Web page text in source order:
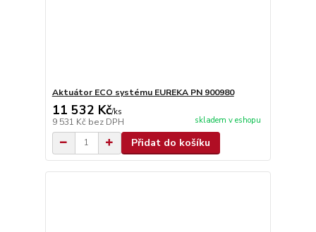
Aktuátor ECO systému EUREKA PN 900980
11 532 Kč/ks
9 531 Kč bez DPH skladem v eshopu
Přidat do košíku